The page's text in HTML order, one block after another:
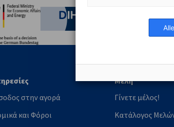
στην αγορά
και Φόροι
Μέλη
Γίνετε μέλος!
Κατάλογος